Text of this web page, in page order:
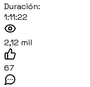
Duración:
1:11:22
2,12 mil
67